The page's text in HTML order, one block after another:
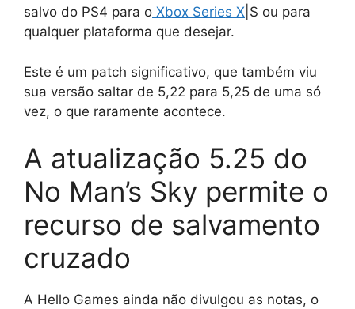
salvo do PS4 para o Xbox Series X |S ou para
qualquer plataforma que desejar.
Este é um patch significativo, que também viu
sua versão saltar de 5,22 para 5,25 de uma só
vez, o que raramente acontece.
A atualização 5.25 do
No Man’s Sky permite o
recurso de salvamento
cruzado
A Hello Games ainda não divulgou as notas, o